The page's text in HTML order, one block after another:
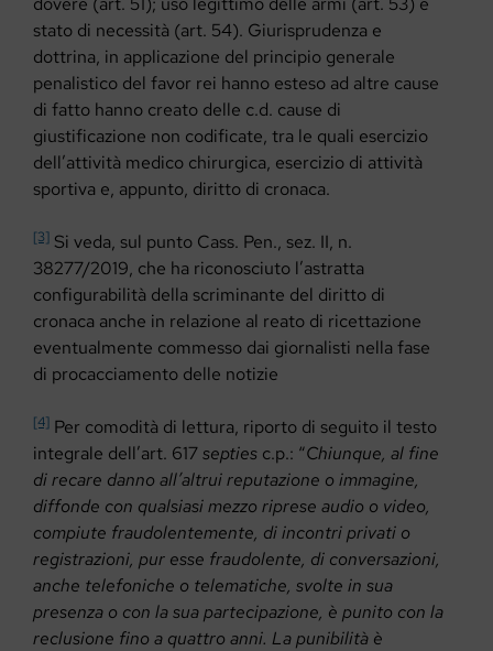
stato di necessità (art. 54). Giurisprudenza e
dottrina, in applicazione del principio generale
penalistico del favor rei hanno esteso ad altre cause
di fatto hanno creato delle c.d. cause di
giustificazione non codificate, tra le quali esercizio
dell’attività medico chirurgica, esercizio di attività
sportiva e, appunto, diritto di cronaca.
[3] Si veda, sul punto Cass. Pen., sez. II, n.
38277/2019, che ha riconosciuto l’astratta
configurabilità della scriminante del diritto di
cronaca anche in relazione al reato di ricettazione
eventualmente commesso dai giornalisti nella fase
di procacciamento delle notizie
[4] Per comodità di lettura, riporto di seguito il testo
integrale dell’art. 617septies c.p.: “Chiunque, al fine
di recare danno all’altrui reputazione o immagine,
diffonde con qualsiasi mezzo riprese audio o video,
compiute fraudolentemente, di incontri privati o
registrazioni, pur esse fraudolente, di conversazioni,
anche telefoniche o telematiche, svolte in sua
presenza o con la sua partecipazione, è punito con la
reclusione fino a quattro anni. La punibilità è